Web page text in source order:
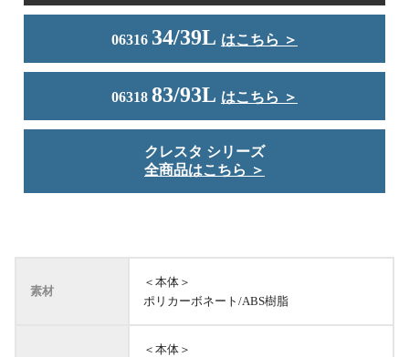
06316 34/39L はこちら ＞
06318 83/93L はこちら ＞
クレスタ シリーズ
全商品はこちら ＞
素材
＜本体＞
ポリカーボネート/ABS樹脂
＜本体＞